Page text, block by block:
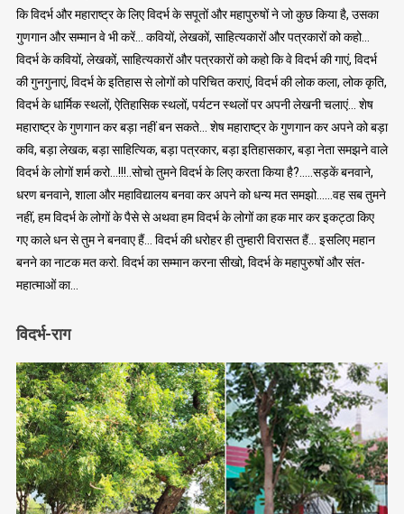
कि विदर्भ और महाराष्ट्र के लिए विदर्भ के सपूतों और महापुरुषों ने जो कुछ किया है, उसका
गुणगान और सम्मान वे भी करें… कवियों, लेखकों, साहित्यकारों और पत्रकारों को कहो…
विदर्भ के कवियों, लेखकों, साहित्यकारों और पत्रकारों को कहो कि वे विदर्भ की गाएं, विदर्भ
की गुनगुनाएं, विदर्भ के इतिहास से लोगों को परिचित कराएं, विदर्भ की लोक कला, लोक कृति,
विदर्भ के धार्मिक स्थलों, ऐतिहासिक स्थलों, पर्यटन स्थलों पर अपनी लेखनी चलाएं… शेष
महाराष्ट्र के गुणगान कर बड़ा नहीं बन सकते… शेष महाराष्ट्र के गुणगान कर अपने को बड़ा
कवि, बड़ा लेखक, बड़ा साहित्यिक, बड़ा पत्रकार, बड़ा इतिहासकार, बड़ा नेता समझने वाले
विदर्भ के लोगों शर्म करो…!!!..सोचो तुमने विदर्भ के लिए करता किया है?…..सड़कें बनवाने,
धरण बनवाने, शाला और महाविद्यालय बनवा कर अपने को धन्य मत समझो……वह सब तुमने
नहीं, हम विदर्भ के लोगों के पैसे से अथवा हम विदर्भ के लोगों का हक मार कर इकट्ठा किए
गए काले धन से तुम ने बनवाए हैं… विदर्भ की धरोहर ही तुम्हारी विरासत हैं… इसलिए महान
बनने का नाटक मत करो. विदर्भ का सम्मान करना सीखो, विदर्भ के महापुरुषों और संत-
महात्माओं का…
विदर्भ-राग